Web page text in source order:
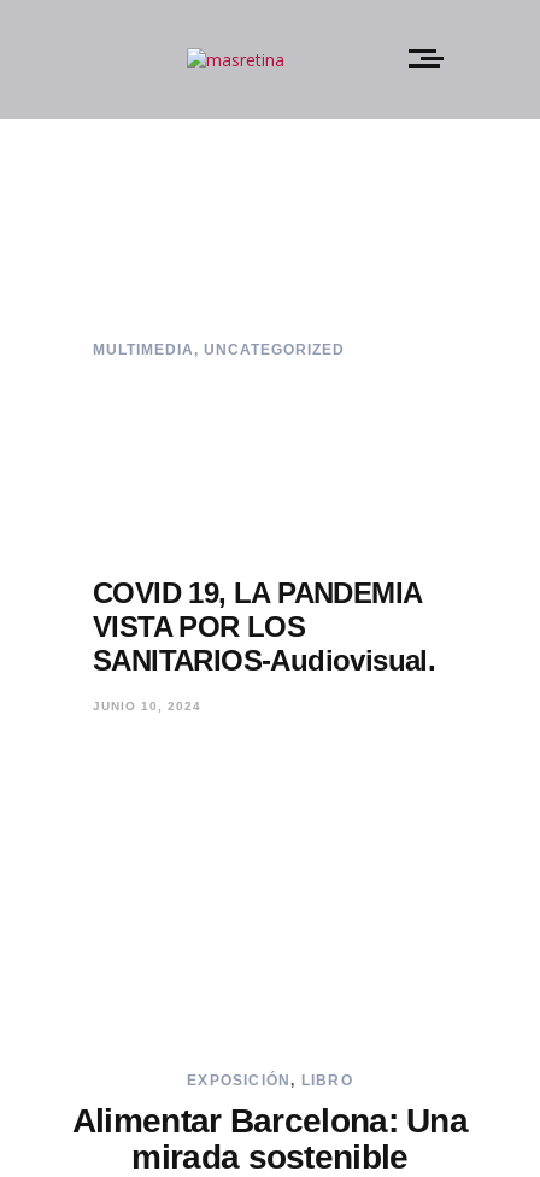
MULTIMEDIA ,UNCATEGORIZED
COVID 19, LA PANDEMIA
VISTA POR LOS
SANITARIOS-Audiovisual.
JUNIO 10, 2024
EXPOSICIÓN, LIBRO
Alimentar Barcelona: Una
mirada sostenible